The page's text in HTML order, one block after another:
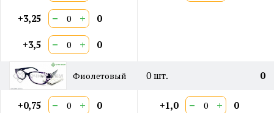
+3,25 − + 0
+3,5 − + 0
Фиолетовый 0шт. 0
+0,75 − + 0 +1,0 − + 0